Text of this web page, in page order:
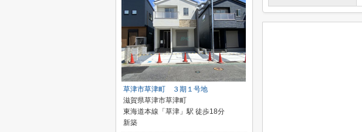
草津市草津町 ３期１号地
滋賀県草津市草津町
東海道本線「草津」駅 徒歩18分
新築